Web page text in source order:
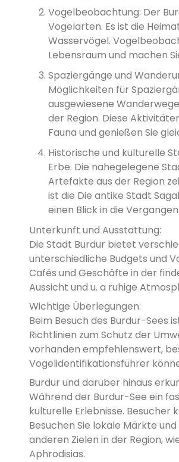
Vogelbeobachtung: Der
Vogelarten. Es ist die
Wasservögel.
Lebensraum und machen
Spaziergänge und
Möglichkeiten für
ausgewiesene
der Region. Diese
Fauna und genießen Sie
Historische und kulturelle
Erbe. Die nahegelegene
Artefakte aus der Region
ist die Die antike Stadt
einen Blick in die
Unterkunft und Ausstattung:
Die Stadt Burdur bietet
unterschiedliche Budgets und
Cafés und Geschäfte in der
Aussicht und u. a ruhige
Wichtige Überlegungen:
Beim Besuch des Burdur-Sees
Richtlinien zum Schutz der
vorhanden empfehlenswert,
Vogelidentifikationsführer
Burdur und darüber hinaus
Während der Burdur-See ein
kulturelle Erlebnisse. Besucher
Besuchen Sie lokale Märkte
anderen Zielen in der Region,
Aphrodisias.